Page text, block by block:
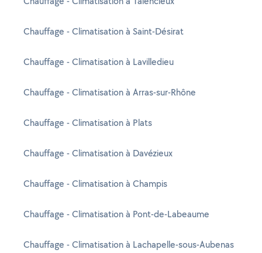
Chauffage - Climatisation à Saint-Désirat
Chauffage - Climatisation à Lavilledieu
Chauffage - Climatisation à Arras-sur-Rhône
Chauffage - Climatisation à Plats
Chauffage - Climatisation à Davézieux
Chauffage - Climatisation à Champis
Chauffage - Climatisation à Pont-de-Labeaume
Chauffage - Climatisation à Lachapelle-sous-Aubenas